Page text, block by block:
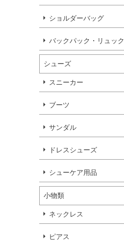
ショルダーバッグ
バックパック・リュック
シューズ
スニーカー
ブーツ
サンダル
ドレスシューズ
シューケア用品
小物類
ネックレス
ピアス